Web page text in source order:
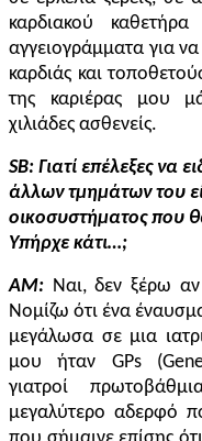
καρδιακού
αγγειογράμματα για
καρδιάς και
της καριέρας μου
χιλιάδες ασθενείς.
SB: Γιατί επέλεξες να
άλλων τμημάτων του
οικοσυστήματος που
Υπήρχε κάτι…;
AM: Ναι, δεν ξέρω
Νομίζω ότι ένα
μεγάλωσα σε μια
μου ήταν GPs
γιατροί
μεγαλύτερο αδερφό